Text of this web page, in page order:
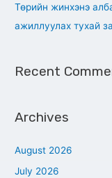
Төрийн жинхэнэ
ажиллуулах тухай
Recent
Archives
August 2026
July 2026